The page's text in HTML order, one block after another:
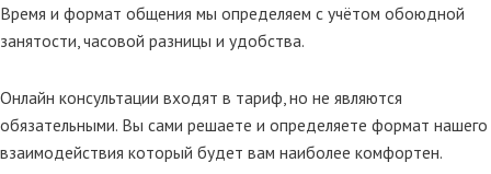
Время и формат общения мы определяем с учётом обоюдной
занятости, часовой разницы и удобства.
Онлайн консультации входят в тариф, но не являются
обязательными. Вы сами решаете и определяете формат нашего
взаимодействия который будет вам наиболее комфортен.